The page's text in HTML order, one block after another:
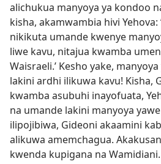
alichukua manyoya ya kondoo
kisha, akamwambia hivi Yehova:
nikikuta umande kwenye
liwe kavu, nitajua kwamba
Waisraeli.’ Kesho yake,
lakini ardhi ilikuwa kavu! Kisha,
kwamba asubuhi inayofuata,
na umande lakini manyoya
ilipojibiwa, Gideoni akaamini
alikuwa amemchagua.
kwenda kupigana na Wamidiani.